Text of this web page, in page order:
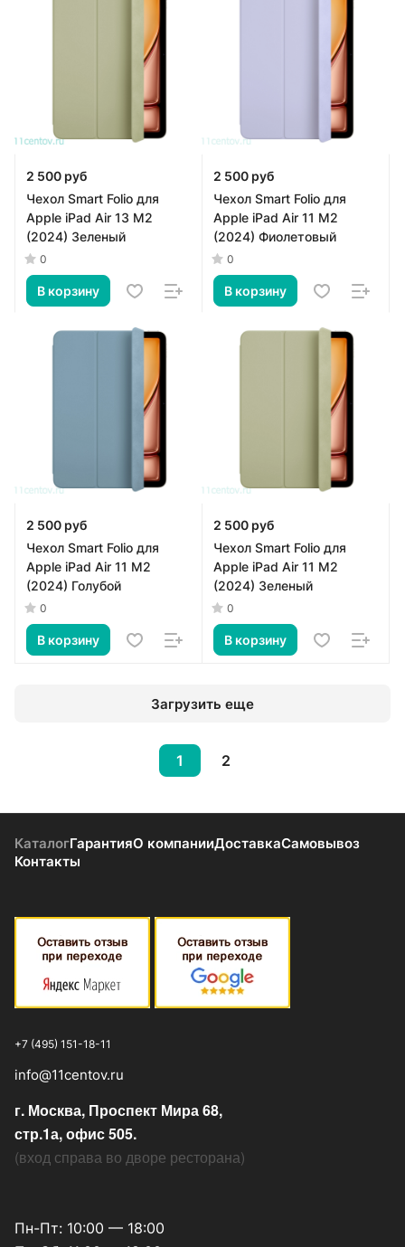
2 500 руб
Чехол Smart Folio для
Apple iPad Air 13 M2
(2024) Зеленый
0
В корзину
2 500 руб
Чехол Smart Folio для
Apple iPad Air 11 M2
(2024) Фиолетовый
0
В корзину
2 500 руб
Чехол Smart Folio для
Apple iPad Air 11 M2
(2024) Голубой
0
В корзину
2 500 руб
Чехол Smart Folio для
Apple iPad Air 11 M2
(2024) Зеленый
0
В корзину
Загрузить еще
1 2
КаталогГарантияО компанииДоставкаСамовывоз
Контакты
+7 (495) 151-18-11
info@11centov.ru
г. Москва, Проспект Мира 68,
стр.1а, офис 505.
(вход справа во дворе ресторана)
Пн-Пт: 10:00 — 18:00